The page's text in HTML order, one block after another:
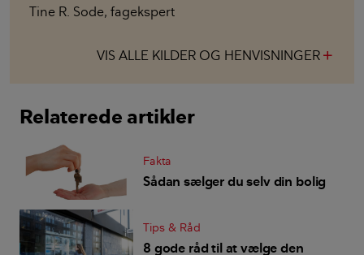
Tine R. Sode, fagekspert
VIS ALLE KILDER OG HENVISNINGER
Relaterede artikler
Fakta
Sådan sælger du selv din bolig
Tips & Råd
8 gode råd til at vælge den